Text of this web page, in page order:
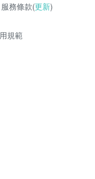
務條款(更新)
規範